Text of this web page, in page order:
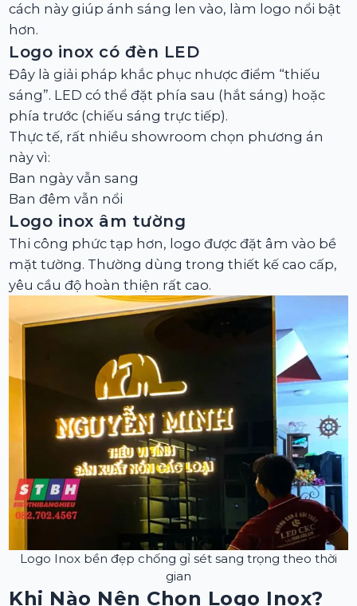
cách này giúp ánh sáng len vào, làm logo nổi bật
hơn.
Logo inox có đèn LED
Đây là giải pháp khắc phục nhược điểm “thiếu
sáng”. LED có thể đặt phía sau (hắt sáng) hoặc
phía trước (chiếu sáng trực tiếp).
Thực tế, rất nhiều showroom chọn phương án
này vì:
Ban ngày vẫn sang
Ban đêm vẫn nổi
Logo inox âm tường
Thi công phức tạp hơn, logo được đặt âm vào bề
mặt tường. Thường dùng trong thiết kế cao cấp,
yêu cầu độ hoàn thiện rất cao.
Logo Inox bền đẹp chống gỉ sét sang trọng theo thời
gian
Khi Nào Nên Chọn Logo Inox?